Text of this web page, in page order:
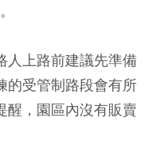
人上路前建議先準備
的受管制路段會有所
醒，園區內沒有販賣